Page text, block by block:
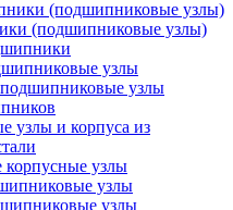
(подшипниковые узлы)
узлы
узлы
узлы и корпуса из
узлы
узлы
узлы